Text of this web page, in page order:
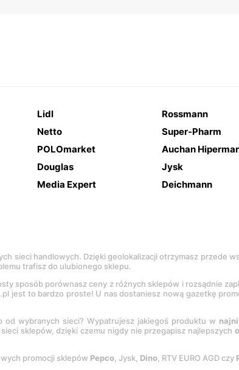
Lidl Rossmann
Netto Super-Pharm
POLOmarket Auchan
Douglas Jysk
Media Expert Deichmann
sieci handlowych. Dzięki geolokalizacji otrzymasz przede
trafisz do ulubionego sklepu.
sposób porównasz ceny z różnych sklepów i rozsądnie
jest to bardzo proste! U nas dostaniesz nową gazetkę
wybranych sieci? Wypatrujesz jakiegoś produktu w
sieci sklepów, dzięki czemu nigdy nie przegapisz najlepszych
promocji sklepów Pepco, Jysk, Dino, RTV EURO AGD czy